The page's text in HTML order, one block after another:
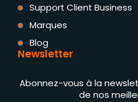
Support Client Business
Marques
Blog
Newsletter
Abonnez-vous à la
de nos